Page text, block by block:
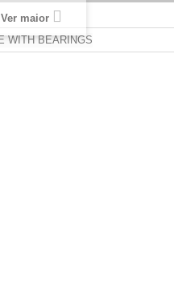
Ver maior